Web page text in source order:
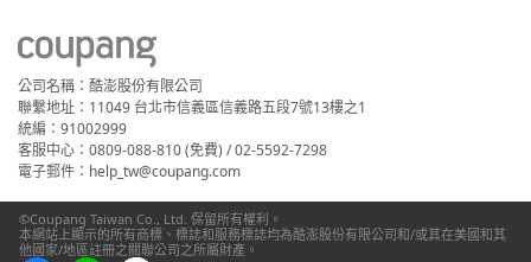
公司名稱：酷澎股份有限公司
聯繫地址：11049 台北市信義區信義路五段7號13樓之1
統編：91002999
客服中心：0809-088-810 (免費) / 02-5592-7298
電子郵件：help_tw@coupang.com
©Coupang Taiwan Co., Ltd. 保留所有權利。
本網站上顯示的所有商標、標誌和服務標誌均為酷澎股份有限公司和/或其在美國和其
他國家/地區註冊之關聯公司之所屬財產。